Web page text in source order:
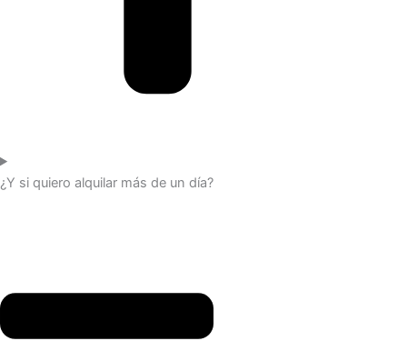
¿Y si quiero alquilar más de un día?